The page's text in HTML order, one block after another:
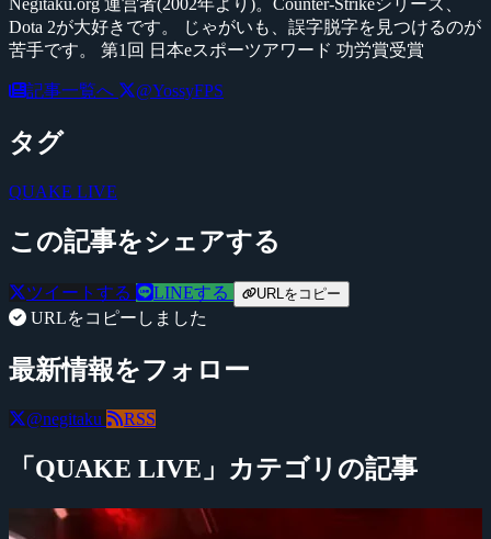
Negitaku.org 運営者(2002年より)。Counter-Strikeシリーズ、
Dota 2が大好きです。 じゃがいも、誤字脱字を見つけるのが
苦手です。 第1回 日本eスポーツアワード 功労賞受賞
記事一覧へ @YossyFPS
タグ
QUAKE LIVE
この記事をシェアする
ツイートする LINEする URLをコピー
URLをコピーしました
最新情報をフォロー
@negitaku RSS
「QUAKE LIVE」カテゴリの記事